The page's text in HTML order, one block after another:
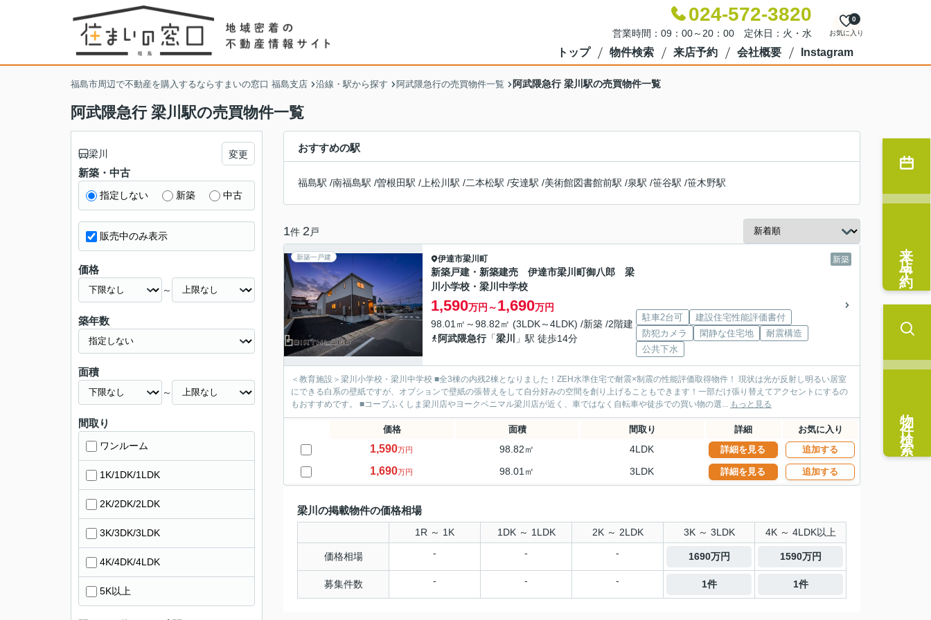
024-572-3820
営業時間：09：00～20：00 定休日：火・水 お気に入り
0
トップ 物件検索 来店予約 会社概要 Instagram
福島市周辺で不動産を購入するならすまいの窓口 福島支店 沿線・駅から探す 阿武隈急行の売買物件一覧 阿武隈急行 梁川駅の売買物件一覧
阿武隈急行 梁川駅の売買物件一覧
おすすめの駅
福島駅 /南福島駅 /曽根田駅 / 上松川駅 /二本松駅 /安達駅 /美術館図書館前駅 /泉駅 /笹谷駅 /笹木野駅
1件 2 戸
新築一戸建 新築
伊達市梁川町
新築戸建・新築建売 伊達市梁川町御八郎 梁
川小学校・梁川中学校
1,590万円～1,690万円
98.01㎡～98.82㎡ (3LDK～4LDK) /新築 /2階建
阿武隈急行「梁川 」駅 徒歩14分
駐車2台可
建設住宅性能評価書付
防犯カメラ
閑静な住宅地
耐震構造
公共下水
＜教育施設＞梁川小学校・梁川中学校 ■全3棟の内残2棟となりました！ZEH水準住宅で耐震×制震の性能評価取得物件！ 現状は光が反射し明るい居室
にできる白系の壁紙ですが、オプションで壁紙の張替えをして自分好みの空間を創り上げることもできます！一部だけ張り替えてアクセントにするの
もおすすめです。 ■コープふくしま梁川店やヨークベニマル梁川店が近く、車ではなく自転車や徒歩での買い物の選... もっと見る
価格 面積 間取り 詳細 お気に入り
1,590万円 98.82㎡ 4LDK 詳細を見る 追加する
1,690万円 98.01㎡ 3LDK 詳細を見る 追加する
梁川の掲載物件の価格相場
1R ～ 1K 1DK ～ 1LDK 2K ～ 2LDK 3K ～ 3LDK 4K ～ 4LDK以上
価格相場 - - - 1690万円 1590万円
募集件数 - - - 1件 1件
梁川 変更
新築・中古
指定しない 新築 中古
販売中のみ表示
価格
～
築年数
面積
～
間取り
ワンルーム
1K/1DK/1LDK
2K/2DK/2LDK
3K/3DK/3LDK
4K/4DK/4LDK
5K以上
来店予約
物件検索